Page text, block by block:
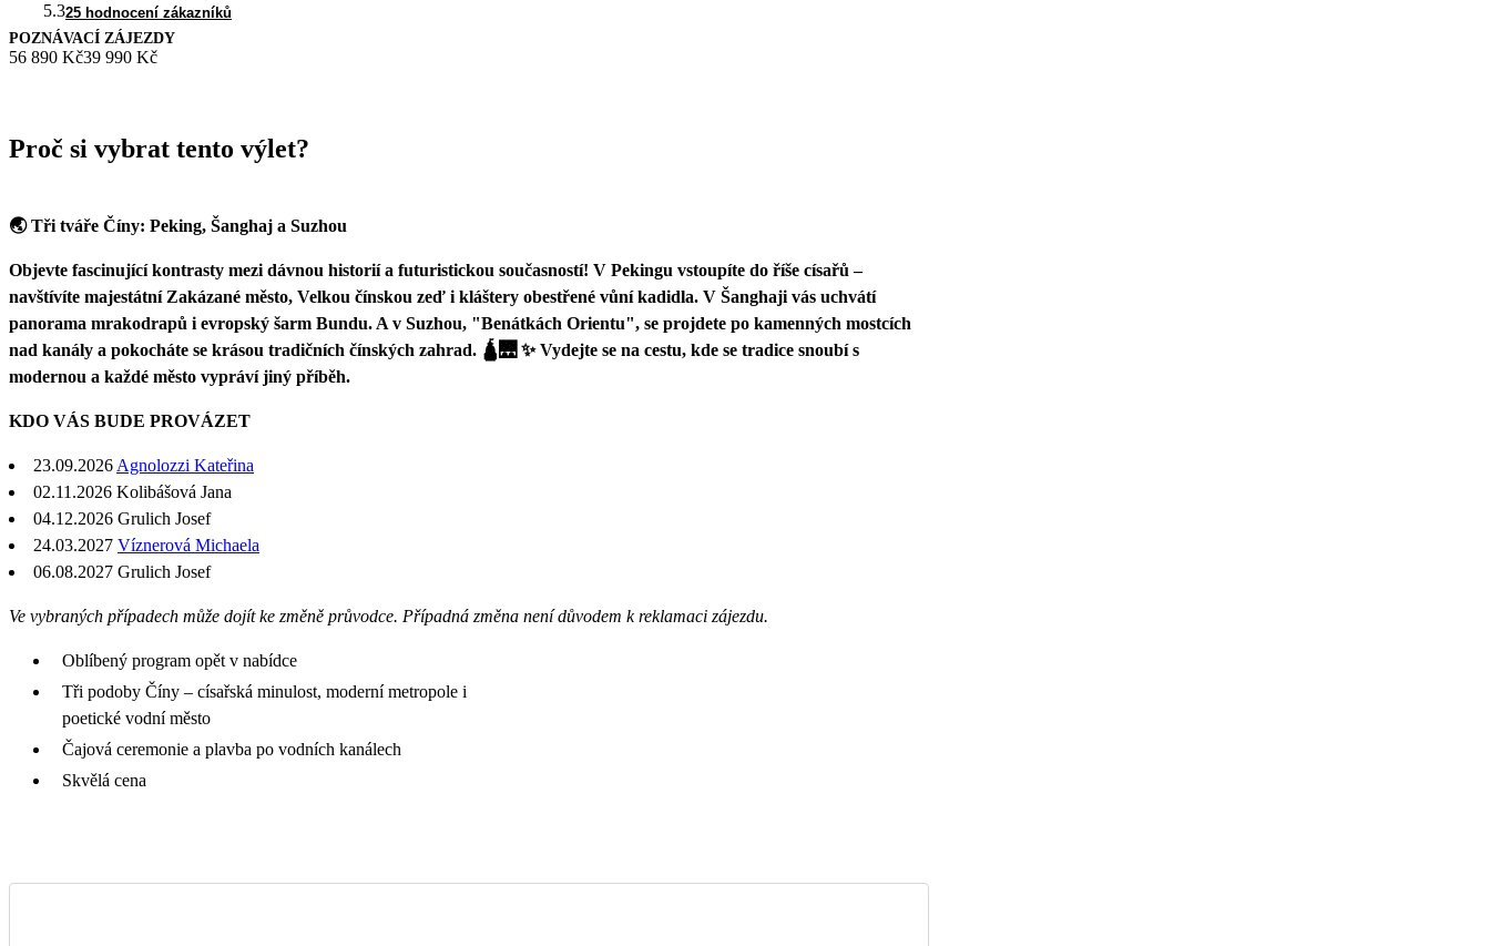
5.325 hodnocení zákazníků
POZNÁVACÍ ZÁJEZDY
56 890 Kč39 990 Kč
Proč si vybrat tento výlet?
🌏 Tři tváře Číny: Peking, Šanghaj a Suzhou
Objevte fascinující kontrasty mezi dávnou historií a futuristickou současností! V Pekingu vstoupíte do říše císařů –
navštívíte majestátní Zakázané město, Velkou čínskou zeď i kláštery obestřené vůní kadidla. V Šanghaji vás uchvátí
panorama mrakodrapů i evropský šarm Bundu. A v Suzhou, "Benátkách Orientu", se projdete po kamenných mostcích
nad kanály a pokocháte se krásou tradičních čínských zahrad. 🛕🌉 ✨ Vydejte se na cestu, kde se tradice snoubí s
modernou a každé město vypráví jiný příběh.
KDO VÁS BUDE PROVÁZET
23.09.2026 Agnolozzi Kateřina
02.11.2026 Kolibášová Jana
04.12.2026 Grulich Josef
24.03.2027 Víznerová Michaela
06.08.2027 Grulich Josef
Ve vybraných případech může dojít ke změně průvodce. Případná změna není důvodem k reklamaci zájezdu.
Oblíbený program opět v nabídce
Tři podoby Číny – císařská minulost, moderní metropole i
poetické vodní město
Čajová ceremonie a plavba po vodních kanálech
Skvělá cena